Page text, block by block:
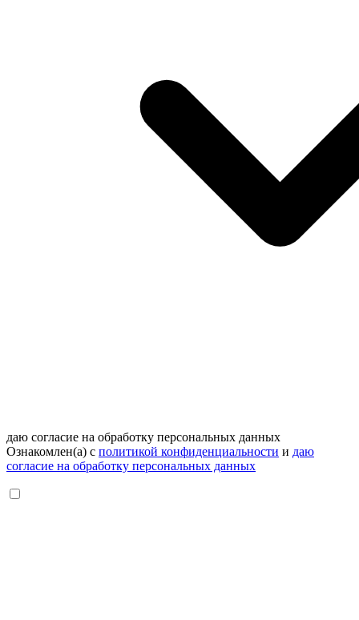
даю согласие на обработку персональных данных
Ознакомлен(а) с политикой конфиденциальности и даю
согласие на обработку персональных данных